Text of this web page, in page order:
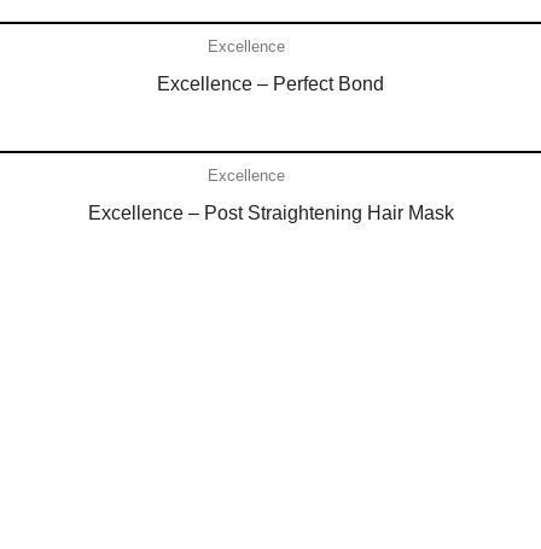
Excellence
Excellence – Perfect Bond
Excellence
Excellence – Post Straightening Hair Mask